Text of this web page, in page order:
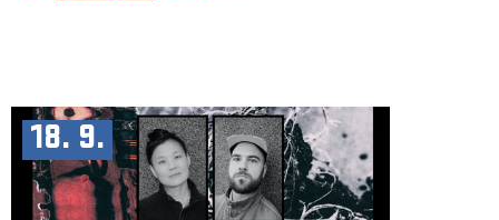
18. 9.